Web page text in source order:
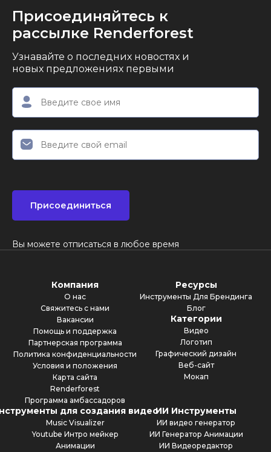
Присоединяйтесь к
рассылке Renderforest
Узнавайте о последних новостях и
новых предложениях первыми
Присоединиться
Вы можете отписаться в любое время
Компания
О нас
Свяжитесь с нами
Вакансии
Помощь и поддержка
Партнерская программа
Политика конфиденциальности
Условия и положения
Карта сайта
Renderforest
Программа амбассадоров
Ресурсы
Инструменты Для Брендинга
Блог
Категории
Видео
Логотип
Графический дизайн
Веб-сайт
Мокап
для создания видео
Music Visualizer
Youtube Интро мейкер
Анимации
ИИ Инструменты
ИИ видео генератор
ИИ Генератор Анимации
ИИ Видеоредактор